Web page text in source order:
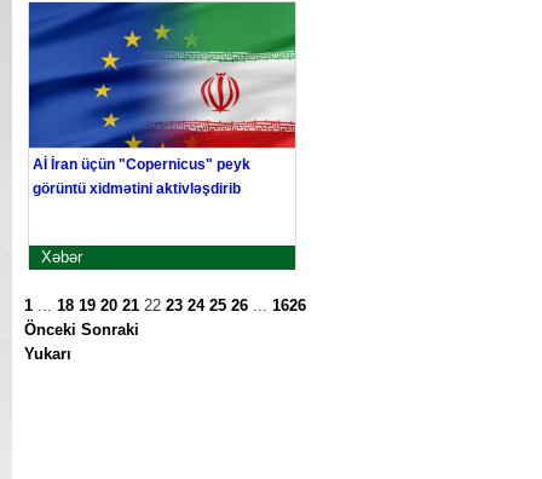
Aİ İran üçün "Copernicus" peyk
görüntü xidmətini aktivləşdirib
Xəbər
1 ... 18 19 20 21 22 23 24 25 26 ... 1626
Önceki Sonraki
Yukarı